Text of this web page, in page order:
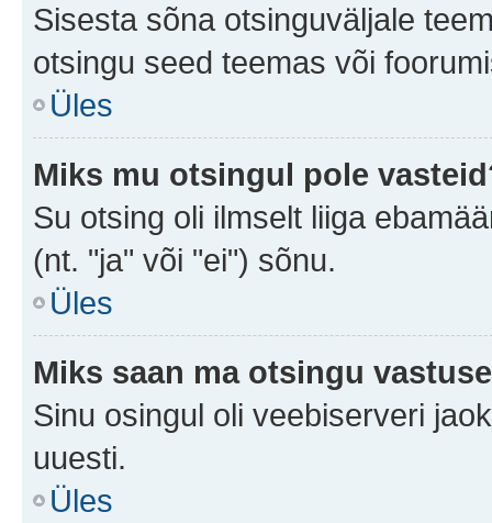
Sisesta sõna otsinguväljale
otsingu seed teemas või
Üles
Miks mu otsingul pole
Su otsing oli ilmselt liiga
(nt. "ja" või "ei") sõnu.
Üles
Miks saan ma otsingu
Sinu osingul oli veebiserveri
uuesti.
Üles